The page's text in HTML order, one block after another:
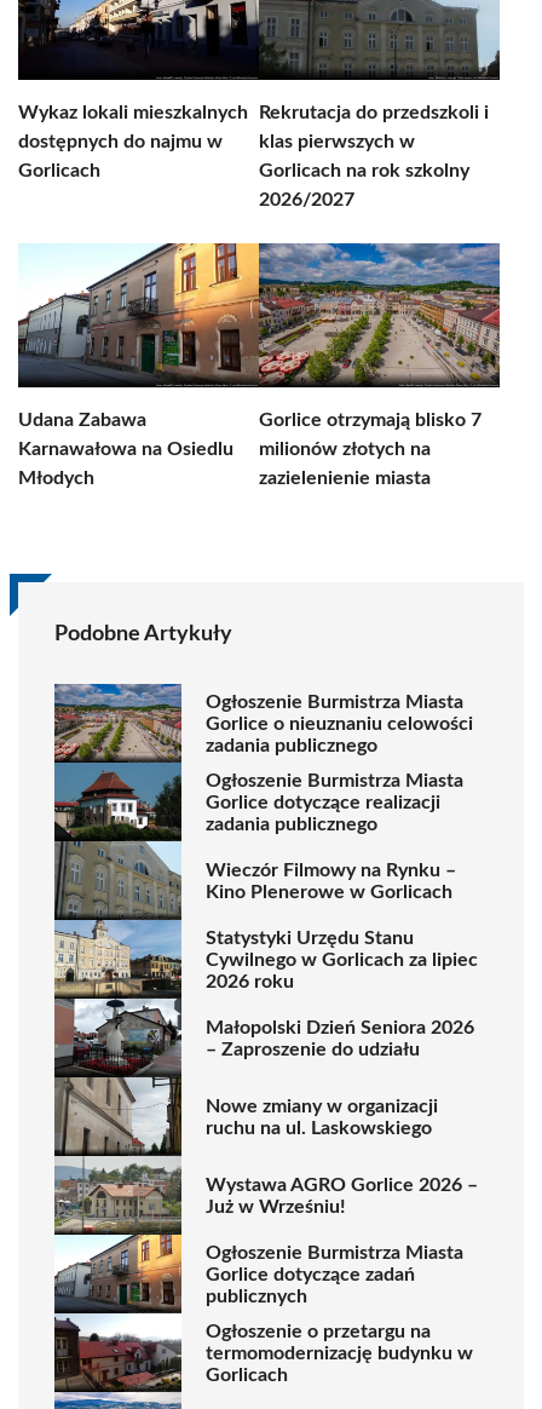
Wykaz lokali mieszkalnych
dostępnych do najmu w
Gorlicach
Rekrutacja do przedszkoli i
klas pierwszych w
Gorlicach na rok szkolny
2026/2027
Udana Zabawa
Karnawałowa na Osiedlu
Młodych
Gorlice otrzymają blisko 7
milionów złotych na
zazielenienie miasta
Podobne Artykuły
Ogłoszenie Burmistrza Miasta
Gorlice o nieuznaniu celowości
zadania publicznego
Ogłoszenie Burmistrza Miasta
Gorlice dotyczące realizacji
zadania publicznego
Wieczór Filmowy na Rynku –
Kino Plenerowe w Gorlicach
Statystyki Urzędu Stanu
Cywilnego w Gorlicach za lipiec
2026 roku
Małopolski Dzień Seniora 2026
– Zaproszenie do udziału
Nowe zmiany w organizacji
ruchu na ul. Laskowskiego
Wystawa AGRO Gorlice 2026 –
Już w Wrześniu!
Ogłoszenie Burmistrza Miasta
Gorlice dotyczące zadań
publicznych
Ogłoszenie o przetargu na
termomodernizację budynku w
Gorlicach